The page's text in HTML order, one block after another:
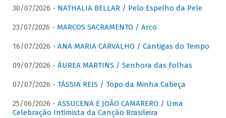
30/07/2026 - NATHALIA BELLAR / Pelo Espelho da Pele
23/07/2026 - MARCOS SACRAMENTO / Arco
16/07/2026 - ANA MARIA CARVALHO / Cantigas do Tempo
09/07/2026 - ÁUREA MARTINS / Senhora das Folhas
07/07/2026 - TÁSSIA REIS / Topo da Minha Cabeça
25/06/2026 - ASSUCENA E JOÃO CAMARERO / Uma
Celebração Intimista da Canção Brasileira